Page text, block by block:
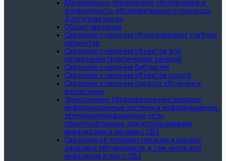
Материально-техническое обеспечение и
оснащённость образовательного процесса.
Доступная среда
Общие сведения
Сведения о наличии оборудованных учебных
кабинетов
Сведения о наличии объектов для
проведения практических занятий
Сведения о наличии библиотек
Сведения о наличии объектов спорта
Сведения о наличии средств обучения и
воспитания
Электронные образовательные ресурсы,
информационные системы и информационно-
телекоммуникационные сети,
приспособленные для использования
инвалидами и лицами с ОВЗ
Сведения об условиях питания и охраны
здоровья обучающихся, в том числе для
инвалидов и лиц с ОВЗ